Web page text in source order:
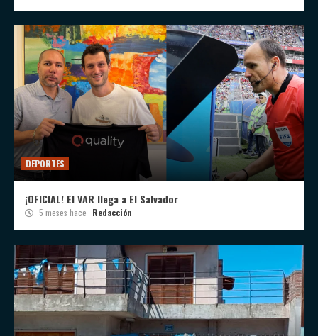
DEPORTES
¡OFICIAL! El VAR llega a El Salvador
5 meses hace Redacción